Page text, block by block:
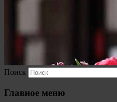
Поиск
Главное меню